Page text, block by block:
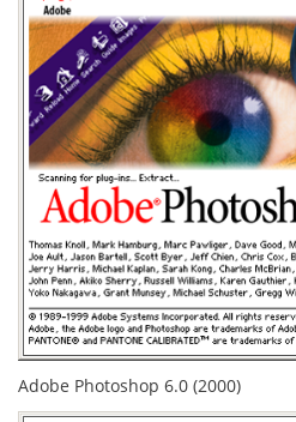
Adobe Photoshop 6.0 (2000)